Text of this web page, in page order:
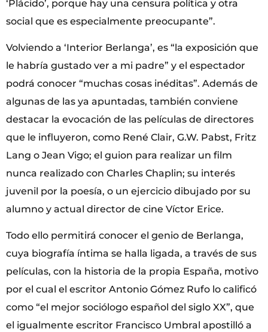
‘Plácido’, porque hay una censura política y otra
social que es especialmente preocupante”.
Volviendo a ‘Interior Berlanga’, es “la exposición que
le habría gustado ver a mi padre” y el espectador
podrá conocer “muchas cosas inéditas”. Además de
algunas de las ya apuntadas, también conviene
destacar la evocación de las películas de directores
que le influyeron, como René Clair, G.W. Pabst, Fritz
Lang o Jean Vigo; el guion para realizar un film
nunca realizado con Charles Chaplin; su interés
juvenil por la poesía, o un ejercicio dibujado por su
alumno y actual director de cine Víctor Erice.
Todo ello permitirá conocer el genio de Berlanga,
cuya biografía íntima se halla ligada, a través de sus
películas, con la historia de la propia España, motivo
por el cual el escritor Antonio Gómez Rufo lo calificó
como “el mejor sociólogo español del siglo XX”, que
el igualmente escritor Francisco Umbral apostilló a